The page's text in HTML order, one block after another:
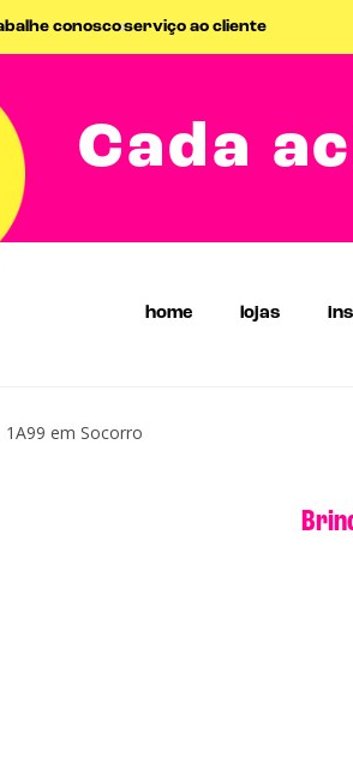
conoscoserviço ao cliente
Cada
home lojas
em Socorro